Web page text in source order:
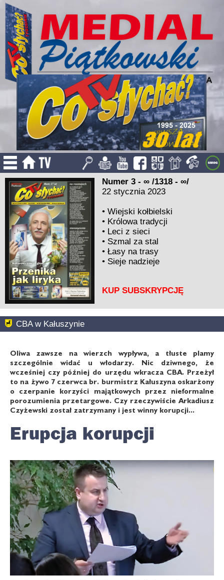
Numer 3 - ∞ /1318 - ∞/
22 stycznia 2023
•Wiejski kołbielski
• Królowa tradycji
• Leci z sieci
• Szmal za stal
•Łasy na trasy
• Sieje nadzieje
KUP SUBSKRYPCJĘ
CBA w Kałuszynie
Oliwa zawsze na wierzch wypływa, a tłuste plamy
szczególnie widać u włodarzy. Nic dziwnego, że
wcześniej czy później do urzędu wkracza CBA. Przeżył
to na żywo 7 czerwca br. burmistrz Kałuszyna oskarżony
o czerpanie korzyści majątkowych przez nieformalne
porozumienia przetargowe. Czy rzeczywiście Arkadiusz
Czyżewski został zatrzymany i jest winny korupcji...
Erupcja korupcji